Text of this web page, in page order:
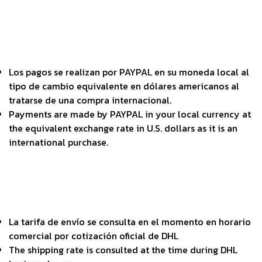
Los pagos se realizan por PAYPAL en su moneda local al
tipo de cambio equivalente en dólares americanos al
tratarse de una compra internacional.
Payments are made by PAYPAL in your local currency at
the equivalent exchange rate in U.S. dollars as it is an
international purchase.
La tarifa de envío se consulta en el momento en horario
comercial por cotización oficial de DHL
The shipping rate is consulted at the time during DHL